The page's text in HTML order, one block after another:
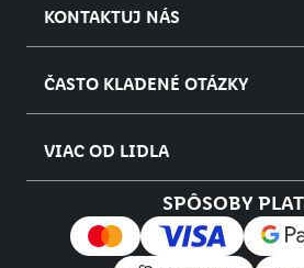
KONTAKTUJ NÁS
ČASTO KLADENÉ OTÁZKY
VIAC OD LIDLA
SPÔSOBY